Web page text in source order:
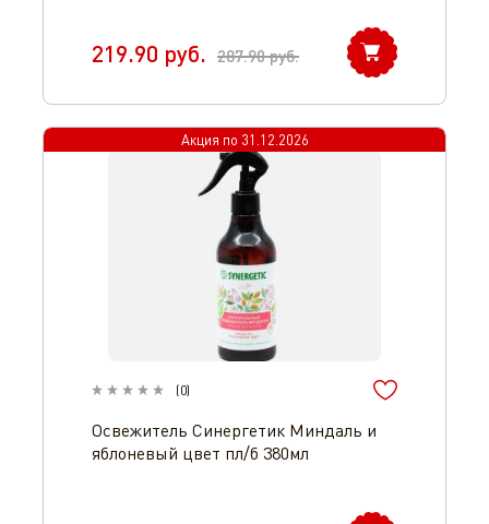
219.90 руб. 287.90руб.
Акция по 31.12.2026
(0)
Освежитель Синергетик Миндаль и
яблоневый цвет пл/б 380мл